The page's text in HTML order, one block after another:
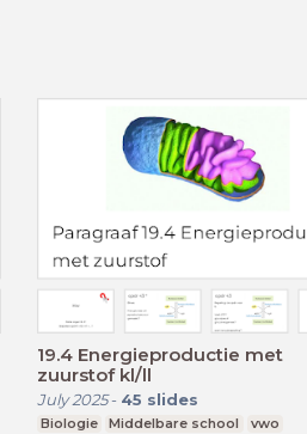
19.4 Energieproductie met
zuurstof kl/ll
July 2025- 45 slides
Biologie Middelbare school
vwo